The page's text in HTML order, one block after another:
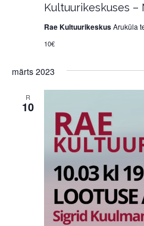
Kultuurikeskuses –
Rae KultuurikeskusAruküla
10€
märts 2023
R
10